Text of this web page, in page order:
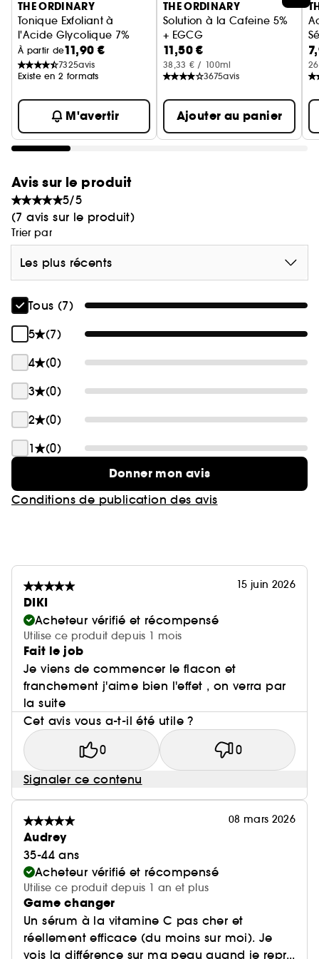
THE ORDINARY
Tonique Exfoliant à
l'Acide Glycolique 7%
Lotion Exfoliante
À partir de11,90 €
7325avis
Existe en 2 formats
M'avertir
THE ORDINARY
Solution à la Cafeine 5%
+ EGCG
Contour des Yeux
11,50 €
38,33 € / 100ml
3675avis
Ajouter au panier
Avis sur le produit
5/5
(7 avis sur le produit)
Trier par
Les plus récents
Tous (7)
5
(7)
4
(0)
3
(0)
2
(0)
1
(0)
Donner mon avis
Conditions de publication des avis
15 juin 2026
DIKI
Acheteur vérifié et récompensé
Utilise ce produit depuis 1 mois
Fait le job
Je viens de commencer le flacon et
franchement j'aime bien l'effet , on verra par
la suite
Cet avis vous a-t-il été utile ?
0 0
Signaler ce contenu
08 mars 2026
Audrey
35-44 ans
Acheteur vérifié et récompensé
Utilise ce produit depuis 1 an et plus
Game changer
Un sérum à la vitamine C pas cher et
réellement efficace (du moins sur moi). Je
vois la différence sur ma peau quand je repr...